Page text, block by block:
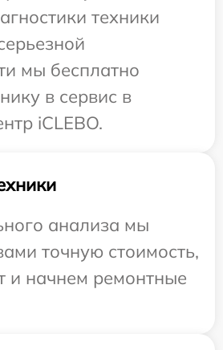
техники
мы бесплатно
в сервис в
iCLEBO.
анализа мы
точную стоимость,
и начнем ремонтные